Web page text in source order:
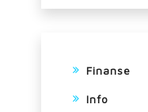
Finanse
Info